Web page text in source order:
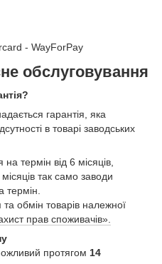
- WayForPay
обслуговування
гарантія, яка
в товарі заводських
термін від 6 місяців,
так само заводи
термін.
обмін товарів належної
прав споживачів».
протягом 14